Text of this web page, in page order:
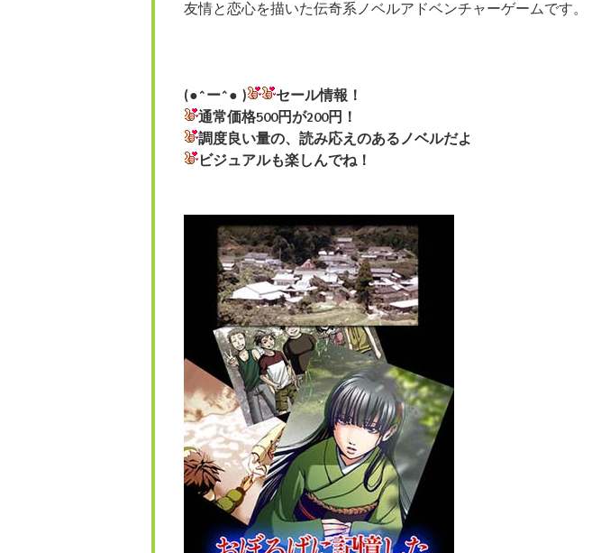
友情と恋心を描いた伝奇系ノベルアドベンチャーゲームです。
(●^ー^● )
セール情報！
通常価格500円が200円！
調度良い量の、読み応えのあるノベルだよ
ビジュアルも楽しんでね！